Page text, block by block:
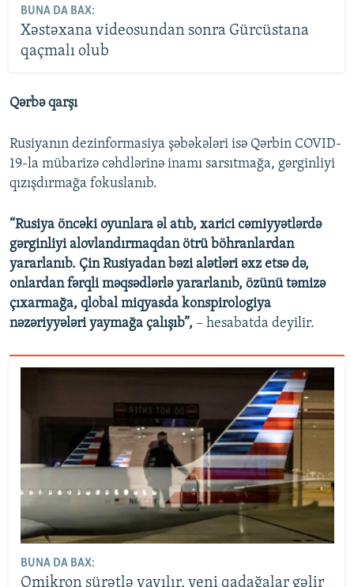
BUNA DA BAX:
Xəstəxana videosundan sonra Gürcüstana
qaçmalı olub
Qərbə qarşı
Rusiyanın dezinformasiya şəbəkələri isə Qərbin COVID-
19-la mübarizə cəhdlərinə inamı sarsıtmağa, gərginliyi
qızışdırmağa fokuslanıb.
“Rusiya öncəki oyunlara əl atıb, xarici cəmiyyətlərdə
gərginliyi alovlandırmaqdan ötrü böhranlardan
yararlanıb. Çin Rusiyadan bəzi alətləri əxz etsə də,
onlardan fərqli məqsədlərlə yararlanıb, özünü təmizə
çıxarmağa, qlobal miqyasda konspirologiya
nəzəriyyələri yaymağa çalışıb”, – hesabatda deyilir.
BUNA DA BAX:
Omikron sürətlə yayılır, yeni qadağalar gəlir